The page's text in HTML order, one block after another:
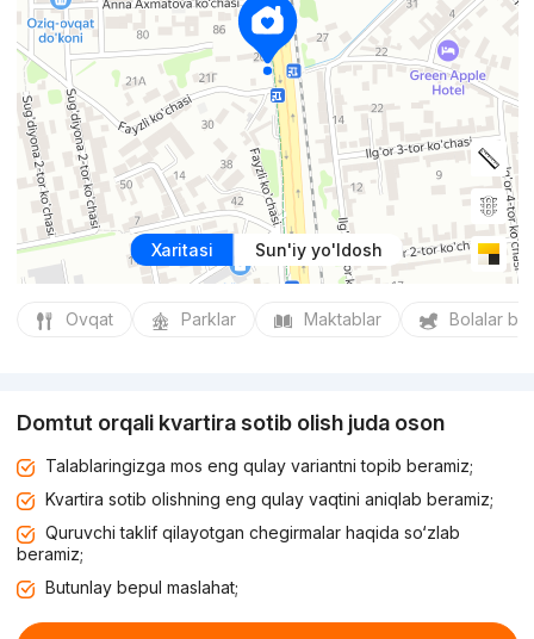
Xaritasi Sun'iy yo'ldosh
Ovqat Parklar Maktablar Bolalar
Domtut orqali kvartira sotib olish juda oson
Talablaringizga mos eng qulay variantni topib beramiz;
Kvartira sotib olishning eng qulay vaqtini aniqlab beramiz;
Quruvchi taklif qilayotgan chegirmalar haqida so‘zlab
beramiz;
Butunlay bepul maslahat;